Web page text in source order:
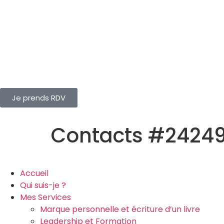
Je prends RDV
Contacts
Accueil
Qui suis-je ?
Mes Services
Marque personnelle et écriture d’un livre
Leadership et Formation